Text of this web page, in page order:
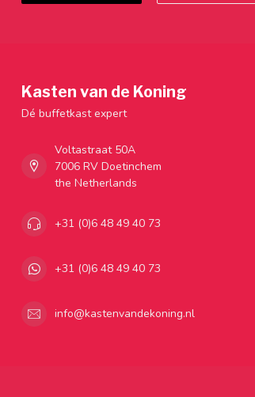
Kasten van de Koning
Dé buffetkast expert
Voltastraat 50A
7006 RV Doetinchem
the Netherlands
+31 (0)6 48 49 40 73
+31 (0)6 48 49 40 73
info@kastenvandekoning.nl